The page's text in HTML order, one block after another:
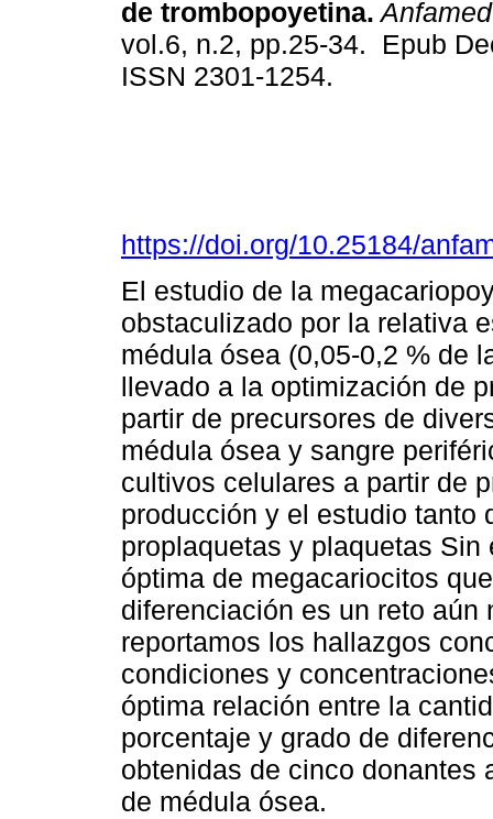
de trombopoyetina. Anfamed
vol.6, n.2, pp.25-34. Epub
ISSN 2301-1254.
https://doi.org/10.25184/
El estudio de la
obstaculizado por la relativa
médula ósea (0,05-0,2 % de
llevado a la optimización de
partir de precursores de
médula ósea y sangre
cultivos celulares a partir de
producción y el estudio tanto
proplaquetas y plaquetas
óptima de megacariocitos
diferenciación es un reto aún
reportamos los hallazgos
condiciones y
óptima relación entre la
porcentaje y grado de
obtenidas de cinco donantes
de médula ósea.